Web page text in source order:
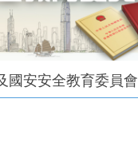
國安安全教育委員會